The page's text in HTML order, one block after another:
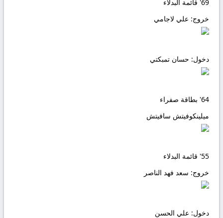
69' قائمة البدلاء
خروج: علي لاجامي
دخول: حسان تمبكتي
64' بطاقة صفراء
ميلينكوفيتش سافيتش
55' قائمة البدلاء
خروج: سعد فهد الناصر
دخول: علي الحسن